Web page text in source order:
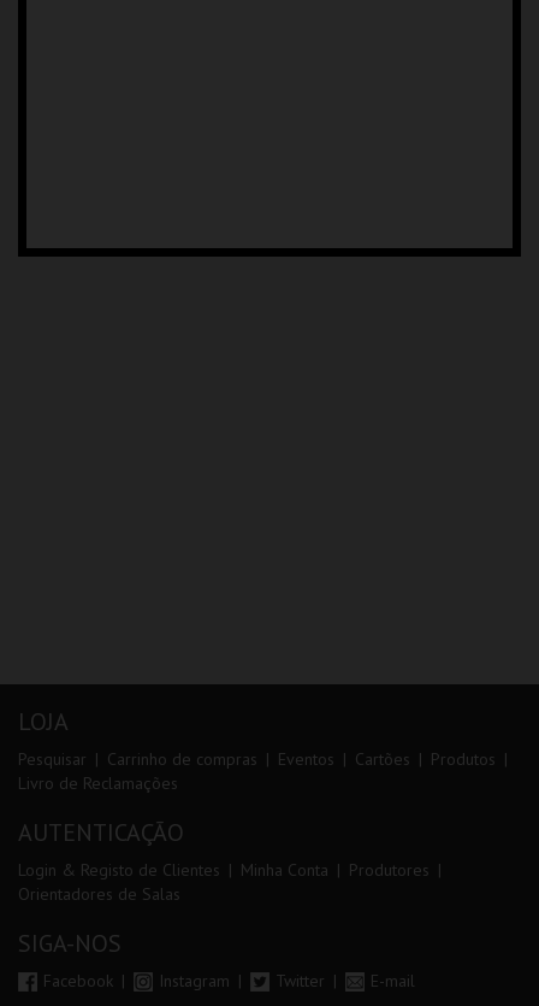
LOJA
Pesquisar Carrinho de compras Eventos Cartões
Produtos
Livro de Reclamações
AUTENTICAÇÃO
Login & Registo de Clientes Minha Conta
Produtores
Orientadores de Salas
SIGA-NOS
Facebook Instagram Twitter E-mail